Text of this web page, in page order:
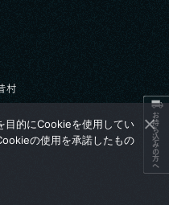
お持ち込みの方へ
村
目的にCookieを使用してい
の使用を承諾したもの